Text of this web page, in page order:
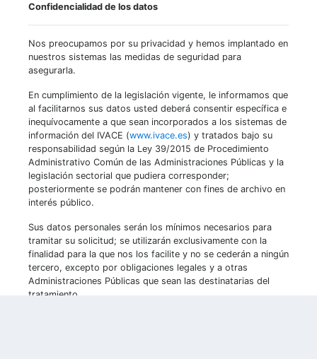
Confidencialidad de los datos
Nos preocupamos por su privacidad y hemos implantado en
nuestros sistemas las medidas de seguridad para
asegurarla.
En cumplimiento de la legislación vigente, le informamos que
al facilitarnos sus datos usted deberá consentir específica e
inequívocamente a que sean incorporados a los sistemas de
información del IVACE (www.ivace.es) y tratados bajo su
responsabilidad según la Ley 39/2015 de Procedimiento
Administrativo Común de las Administraciones Públicas y la
legislación sectorial que pudiera corresponder;
posteriormente se podrán mantener con fines de archivo en
interés público.
Sus datos personales serán los mínimos necesarios para
tramitar su solicitud; se utilizarán exclusivamente con la
finalidad para la que nos los facilite y no se cederán a ningún
tercero, excepto por obligaciones legales y a otras
Administraciones Públicas que sean las destinatarias del
tratamiento.